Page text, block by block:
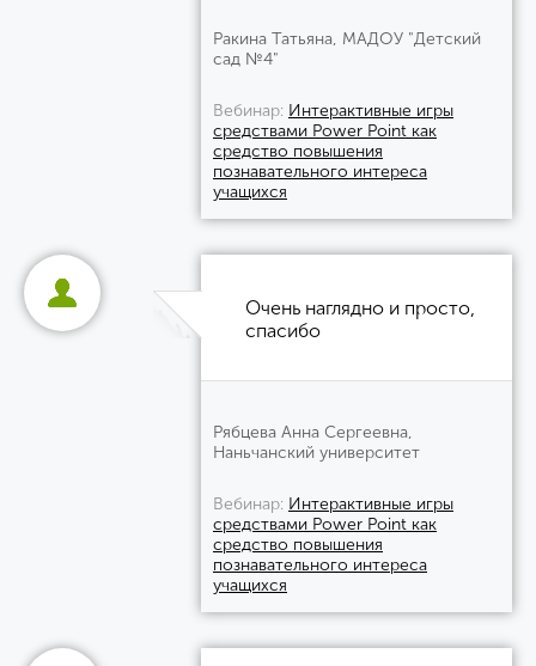
Ракина Татьяна, МАДОУ "Детский
сад №4"
Вебинар Интерактивные игры
средствами Power Point как
средство повышения
познавательного интереса
учащихся
Очень наглядно и просто,
спасибо
Рябцева Анна Сергеевна,
Наньчанский университет
Вебинар Интерактивные игры
средствами Power Point как
средство повышения
познавательного интереса
учащихся